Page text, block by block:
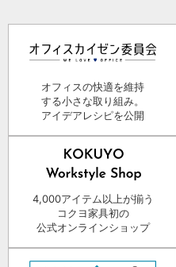
オフィスの快適を維持
する小さな取り組み。
アイデアレシピを公開
4,000アイテム以上が揃う
コクヨ家具初の
公式オンラインショップ